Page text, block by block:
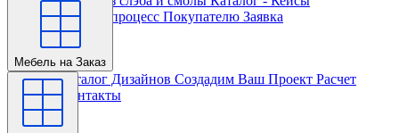
Кастомизации и процесс Покупателю Заявка
Мебель на Заказ
Главная Каталог Дизайнов Создадим Ваш Проект Расчет
Проекта
Контакты